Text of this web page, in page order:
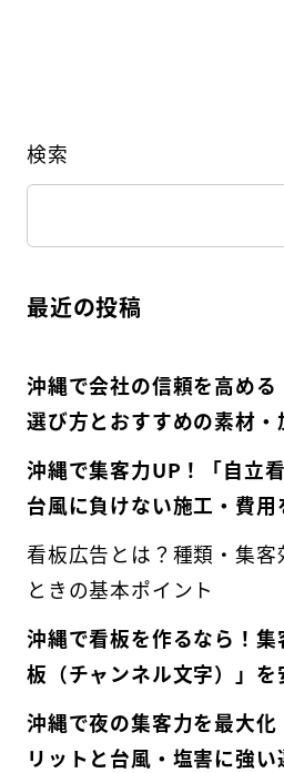
検索
最近の投稿
沖縄で会社の信頼を高め
選び方とおすすめの素材・
沖縄で集客力UP！「自立
台風に負けない施工・費用
看板広告とは？種類・集客
ときの基本ポイント
沖縄で看板を作るなら！
板（チャンネル文字）」
沖縄で夜の集客力を最大
リットと台風・塩害に強